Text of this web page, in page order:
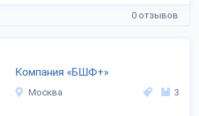
0 отзывов
Компания «БШФ+»
Москва 3